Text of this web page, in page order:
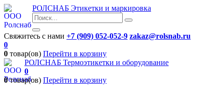
РОЛСНАБ Этикетки и маркировка
Свяжитесь с нами +7 (909) 052-052-9 zakaz@rolsnab.ru
0
0 товар(ов) Перейти в корзину
РОЛСНАБ Термоэтикетки и оборудование
0
0товар(ов) Перейти в корзину